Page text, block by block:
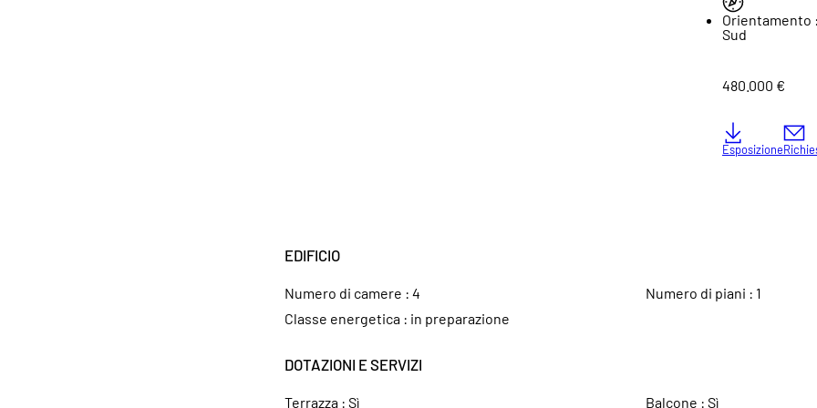
Orientamento :
Sud
480.000 €
Esposizione
EDIFICIO
Numero di camere : 4 Numero di piani : 1
Classe energetica : in preparazione
DOTAZIONI E SERVIZI
Terrazza : Sì Balcone : Sì